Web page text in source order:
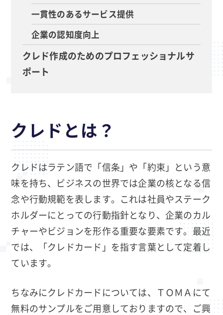
一貫性のあるサービス提供
企業の認知度向上
クレド作成のためのプロフェッショナルサ
ポート
クレドとは？
クレドはラテン語で「信条」や「約束」という意
味を持ち、ビジネスの世界では企業の核となる信
念や行動規範を表します。これは社員やステーク
ホルダーにとっての行動指針となり、企業のカル
チャーやビジョンを形作る重要な要素です。最近
では、「クレドカード」を指す言葉として定着し
ています。
ちなみにクレドカードについては、ＴＯＭＡにて
無料のサンプルをご用意しておりますので、ご興